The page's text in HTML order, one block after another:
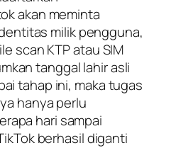
akan meminta
milik pengguna,
scan KTP atau SIM
tanggal lahir asli
tahap ini, maka tugas
hanya perlu
hari sampai
berhasil diganti